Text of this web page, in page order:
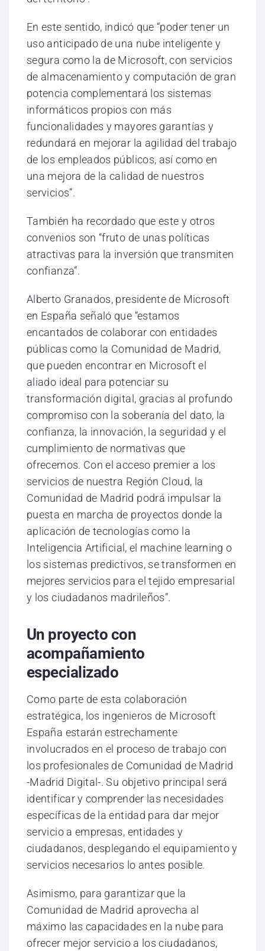
En este sentido, indicó que “poder tener un
uso anticipado de una nube inteligente y
segura como la de Microsoft, con servicios
de almacenamiento y computación de gran
potencia complementará los sistemas
informáticos propios con más
funcionalidades y mayores garantías y
redundará en mejorar la agilidad del trabajo
de los empleados públicos, así como en
una mejora de la calidad de nuestros
servicios”.
También ha recordado que este y otros
convenios son “fruto de unas políticas
atractivas para la inversión que transmiten
confianza”.
Alberto Granados, presidente de Microsoft
en España señaló que “estamos
encantados de colaborar con entidades
públicas como la Comunidad de Madrid,
que pueden encontrar en Microsoft el
aliado ideal para potenciar su
transformación digital, gracias al profundo
compromiso con la soberanía del dato, la
confianza, la innovación, la seguridad y el
cumplimiento de normativas que
ofrecemos. Con el acceso premier a los
servicios de nuestra Región Cloud, la
Comunidad de Madrid podrá impulsar la
puesta en marcha de proyectos donde la
aplicación de tecnologías como la
Inteligencia Artificial, el machine learning o
los sistemas predictivos, se transformen en
mejores servicios para el tejido empresarial
y los ciudadanos madrileños”.
Un proyecto con
acompañamiento
especializado
Como parte de esta colaboración
estratégica, los ingenieros de Microsoft
España estarán estrechamente
involucrados en el proceso de trabajo con
los profesionales de Comunidad de Madrid
-Madrid Digital-. Su objetivo principal será
identificar y comprender las necesidades
específicas de la entidad para dar mejor
servicio a empresas, entidades y
ciudadanos, desplegando el equipamiento y
servicios necesarios lo antes posible.
Asimismo, para garantizar que la
Comunidad de Madrid aprovecha al
máximo las capacidades en la nube para
ofrecer mejor servicio a los ciudadanos,